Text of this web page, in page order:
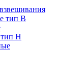
тип В
Н